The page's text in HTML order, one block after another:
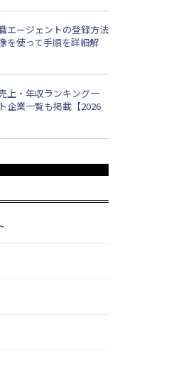
エージェントの登録方法
を使って手順を詳細解
上・年収ランキング一
企業一覧も掲載【2026